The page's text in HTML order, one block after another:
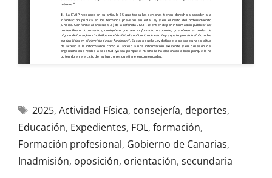
2025, Actividad Física, consejería, deportes,
Educación, Expedientes, FOL, formación,
Formación profesional, Gobierno de Canarias,
Inadmisión, oposición, orientación, secundaria